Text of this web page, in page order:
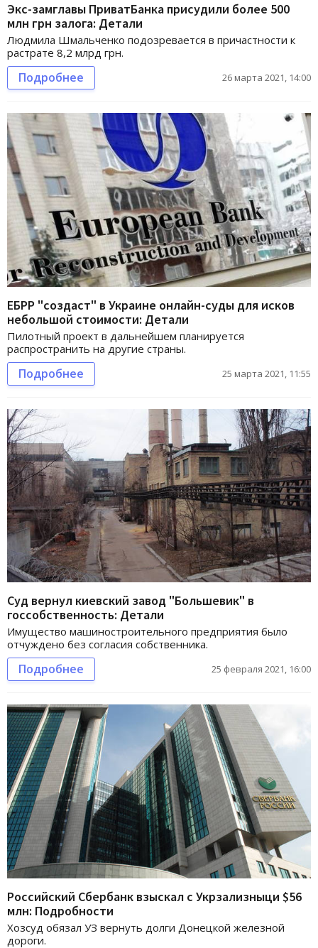
Экс-замглавы ПриватБанка присудили более 500
млн грн залога: Детали
Людмила Шмальченко подозревается в причастности к
растрате 8,2 млрд грн.
Подробнее 26 марта 2021, 14:00
ЕБРР "создаст" в Украине онлайн-суды для исков
небольшой стоимости: Детали
Пилотный проект в дальнейшем планируется
распространить на другие страны.
Подробнее 25 марта 2021, 11:55
Суд вернул киевский завод "Большевик" в
госсобственность: Детали
Имущество машиностроительного предприятия было
отчуждено без согласия собственника.
Подробнее 25 февраля 2021, 16:00
Российский Сбербанк взыскал с Укрзализныци $56
млн: Подробности
Хозсуд обязал УЗ вернуть долги Донецкой железной
дороги.